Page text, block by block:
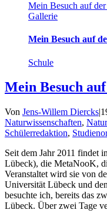
Mein Besuch auf
Gallerie
Mein Besuch auf
Schule
Mein Besuch
Von Jens-Willem Diercks|
Naturwissenschaften,
Schülerredaktion,
Seit dem Jahr 2011 findet
Lübeck), die MetaNooK,
Veranstaltet wird sie von
Universität Lübeck und
besuchte ich, bereits das
Lübeck. Über zwei Tage